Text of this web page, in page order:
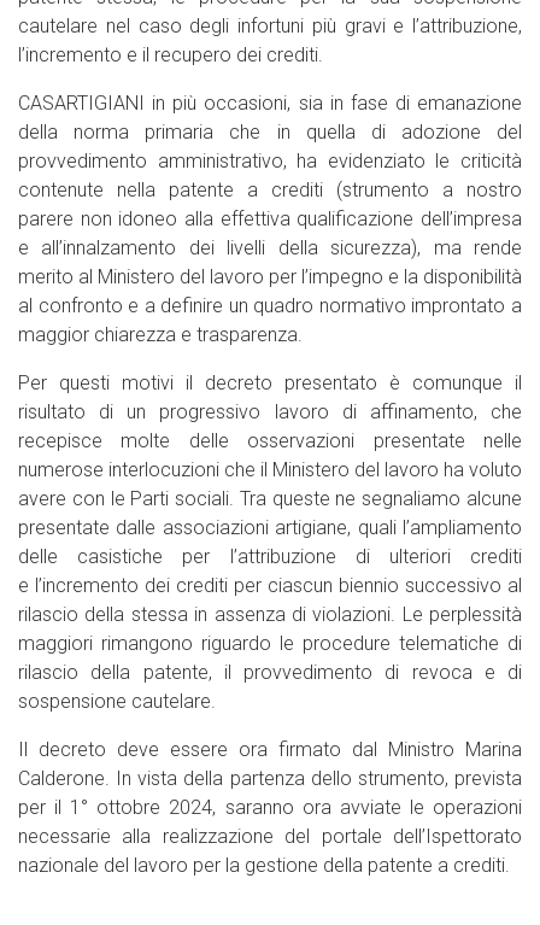
cautelare nel caso degli infortuni più gravi e l’attribuzione,
l’incremento e il recupero dei crediti.
CASARTIGIANI in più occasioni, sia in fase di emanazione
della norma primaria che in quella di adozione del
provvedimento amministrativo, ha evidenziato le criticità
contenute nella patente a crediti (strumento a nostro
parere non idoneo alla effettiva qualificazione dell’impresa
e all’innalzamento dei livelli della sicurezza), ma rende
merito al Ministero del lavoro per l’impegno e la disponibilità
al confronto e a definire un quadro normativo improntato a
maggior chiarezza e trasparenza.
Per questi motivi il decreto presentato è comunque il
risultato di un progressivo lavoro di affinamento, che
recepisce molte delle osservazioni presentate nelle
numerose interlocuzioni che il Ministero del lavoro ha voluto
avere con le Parti sociali. Tra queste ne segnaliamo alcune
presentate dalle associazioni artigiane, quali l’ampliamento
delle casistiche per l’attribuzione di ulteriori crediti
e l’incremento dei crediti per ciascun biennio successivo al
rilascio della stessa in assenza di violazioni. Le perplessità
maggiori rimangono riguardo le procedure telematiche di
rilascio della patente, il provvedimento di revoca e di
sospensione cautelare.
Il decreto deve essere ora firmato dal Ministro Marina
Calderone. In vista della partenza dello strumento, prevista
per il 1° ottobre 2024, saranno ora avviate le operazioni
necessarie alla realizzazione del portale dell’Ispettorato
nazionale del lavoro per la gestione della patente a crediti.